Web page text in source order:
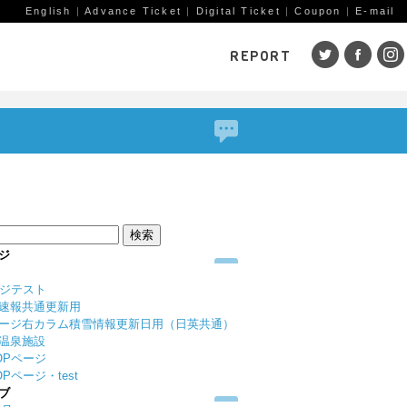
English |Advance Ticket | Digital Ticket |Coupon | E-mail
REPORT
SKI AREAS
五竜・47
野沢温泉
テスト
報共通更新用
ジ右カラム積雪情報更新日用（日英共通）
泉施設
ページ
ページ・test